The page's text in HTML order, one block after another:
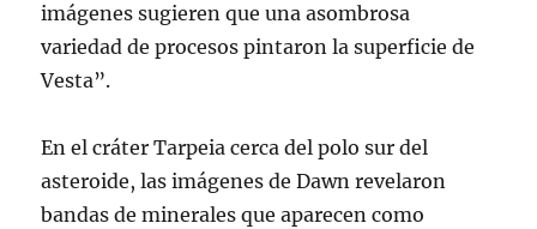
imágenes sugieren que una asombrosa
variedad de procesos pintaron la superficie de
Vesta”.
En el cráter Tarpeia cerca del polo sur del
asteroide, las imágenes de Dawn revelaron
bandas de minerales que aparecen como